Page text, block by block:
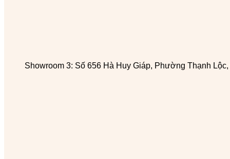
Showroom 3: Số 656 Hà Huy Giáp, Phường Thạnh Lộc,